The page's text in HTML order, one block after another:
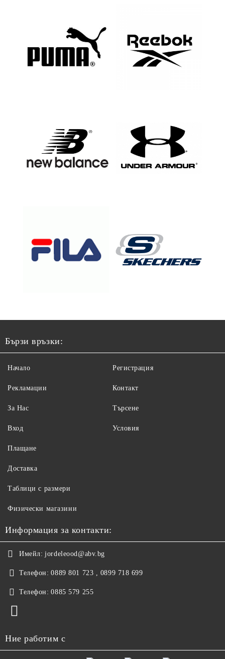
Бързи връзки:
Начало
Рекламации
За Нас
Вход
Регистрация
Контакт
Търсене
Условия
Плащане
Доставка
Таблици с размери
Физически магазини
Информация за контакти:
Имейл: jordeleood@abv.bg
Телефон: 0889 801 723 , 0899 718 699
Телефон: 0885 579 255
Ние работим с